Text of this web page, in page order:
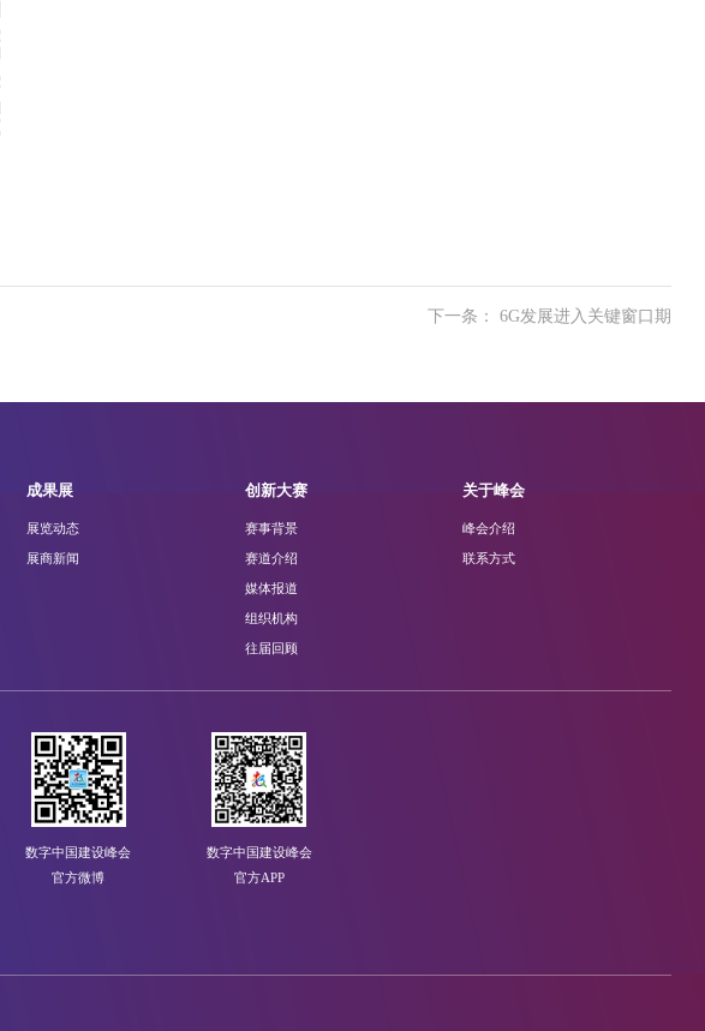
下一条： 6G发展进入关键窗口期
成果展
展览动态
展商新闻
创新大赛
赛事背景
赛道介绍
媒体报道
组织机构
往届回顾
关于峰会
峰会介绍
联系方式
数字中国建设峰会
官方微博
数字中国建设峰会
官方APP